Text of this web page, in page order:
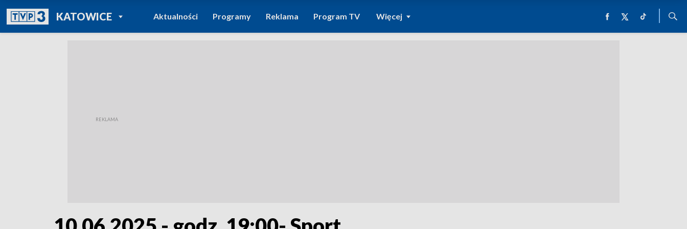
KATOWICEPOWRÓT DO
TVP REGIONY
Aktualności Programy Reklama Program TV Więcej